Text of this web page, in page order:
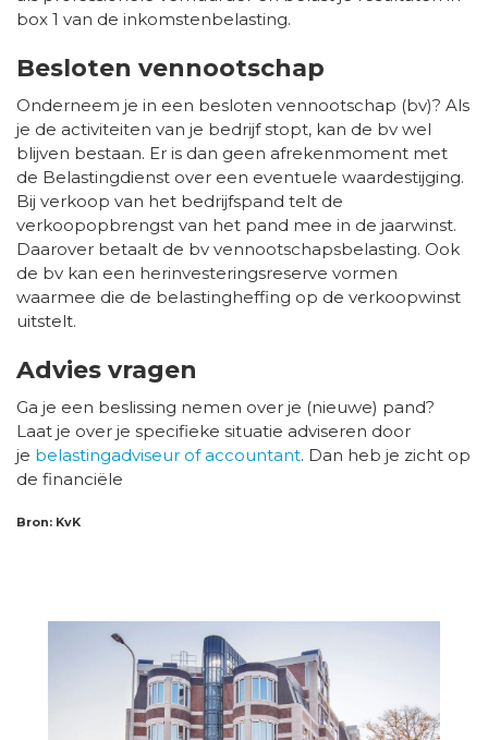
box 1 van de inkomstenbelasting.
Besloten vennootschap
Onderneem je in een besloten vennootschap (bv)? Als
je de activiteiten van je bedrijf stopt, kan de bv wel
blijven bestaan. Er is dan geen afrekenmoment met
de Belastingdienst over een eventuele waardestijging.
Bij verkoop van het bedrijfspand telt de
verkoopopbrengst van het pand mee in de jaarwinst.
Daarover betaalt de bv vennootschapsbelasting. Ook
de bv kan een herinvesteringsreserve vormen
waarmee die de belastingheffing op de verkoopwinst
uitstelt.
Advies vragen
Ga je een beslissing nemen over je (nieuwe) pand?
Laat je over je specifieke situatie adviseren door
je belastingadviseur of accountant. Dan heb je zicht op
de financiële
Bron: KvK